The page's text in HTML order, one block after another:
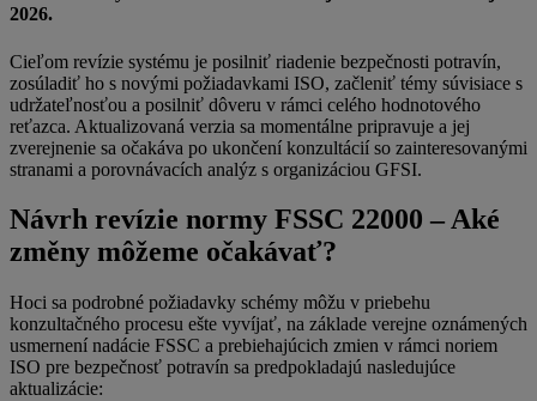
2026.
Cieľom revízie systému je posilniť riadenie bezpečnosti potravín,
zosúladiť ho s novými požiadavkami ISO, začleniť témy súvisiace s
udržateľnosťou a posilniť dôveru v rámci celého hodnotového
reťazca. Aktualizovaná verzia sa momentálne pripravuje a jej
zverejnenie sa očakáva po ukončení konzultácií so zainteresovanými
stranami a porovnávacích analýz s organizáciou GFSI.
Návrh revízie normy FSSC 22000 – Aké
změny môžeme očakávať?
Hoci sa podrobné požiadavky schémy môžu v priebehu
konzultačného procesu ešte vyvíjať, na základe verejne oznámených
usmernení nadácie FSSC a prebiehajúcich zmien v rámci noriem
ISO pre bezpečnosť potravín sa predpokladajú nasledujúce
aktualizácie: